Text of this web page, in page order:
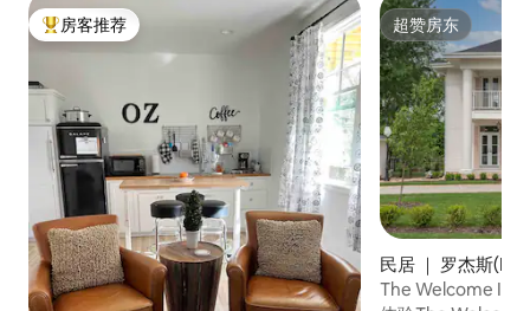
热门「房客推荐」
房客推荐 超赞房东
超赞房东
民居 ｜ 罗杰斯
The Welcome Inn